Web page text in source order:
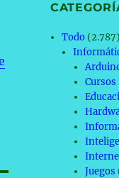
Todo (2.787)
Cursos
Juegos